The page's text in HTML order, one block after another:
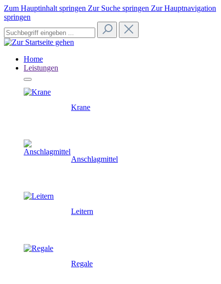
Zum Hauptinhalt springen Zur Suche springen Zur Hauptnavigation
springen
Home
Leistungen
Krane
Anschlagmittel
Leitern
Regale